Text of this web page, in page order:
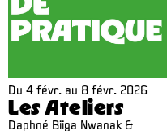
Du 4 févr. au 8 févr. 2026
Les Ateliers
Daphné Biiga Nwanak &